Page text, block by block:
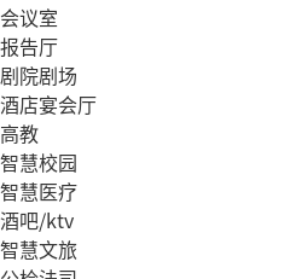
会议室
报告厅
剧院剧场
酒店宴会厅
高教
智慧校园
智慧医疗
酒吧/ktv
智慧文旅